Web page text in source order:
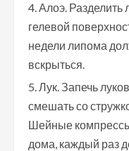
Алоэ. Разделить
гелевой
недели липома
вскрыться.
Лук. Запечь
смешать со
Шейные
дома, каждый раз